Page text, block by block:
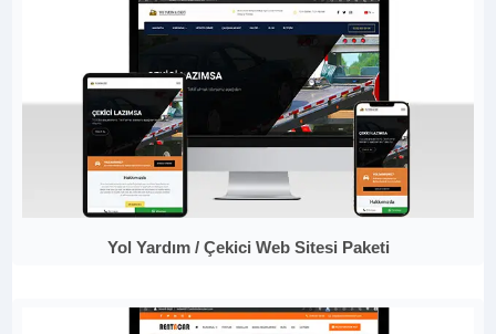
Yol Yardım / Çekici Web Sitesi Paketi